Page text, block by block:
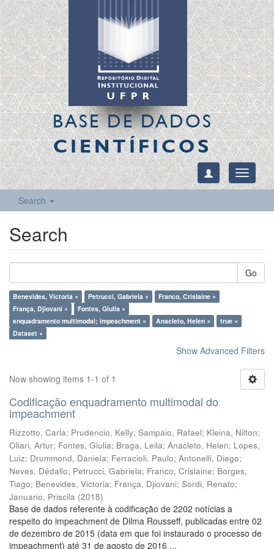
BASE DE DADOS
CIENTÍFICOS
Toggle
Search
Search
Go
Benevides, Victoria × Petrucci, Gabriela ×
Franco, Crislaine ×
França, Djiovani ×
Fontes, Giulia ×
enquadramento multimodal; impeachment ×
Anacleto, Helen ×
true ×
Dataset ×
Show Advanced Filters
Now showing items 1-1 of 1
Codificação enquadramento multimodal do
impeachment
Rizzotto, Carla; Prudencio, Kelly; Sampaio, Rafael; Kleina, Nilton;
Oliari, Artur; Fontes, Giulia; Braga, Leila; Anacleto, Helen; Lopes,
Luiz; Drummond, Daniela; Ferracioli, Paulo; Antonelli, Diego;
Neves, Dédallo; Petrucci, Gabriela; Franco, Crislaine; Borges,
Tiago; Benevides, Victoria; França, Djiovani; Sordi, Renato;
Januario, Priscila (2018)
Base de dados referente à codificação de 2202 notícias a
respeito do impeachment de Dilma Rousseff, publicadas entre 02
de dezembro de 2015 (data em que foi instaurado o processo de
impeachment) até 31 de agosto de 2016 ...